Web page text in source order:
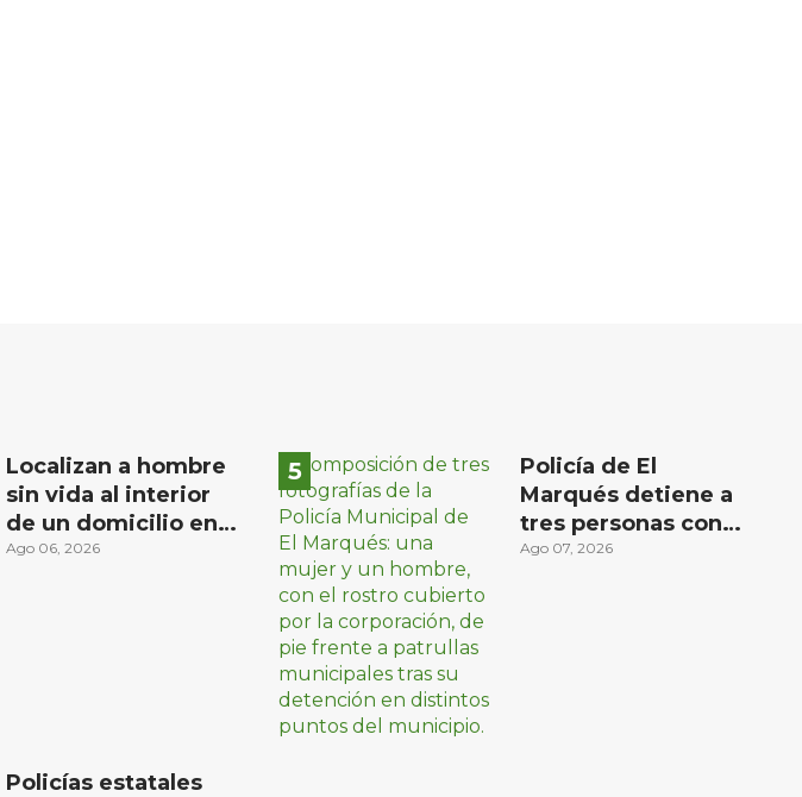
Localizan a hombre
sin vida al interior
de un domicilio en
la comunidad El
Ago 06, 2026
Policías estatales
Policía de El
Marqués detiene a
tres personas con
distintos narcóticos
Ago 07, 2026